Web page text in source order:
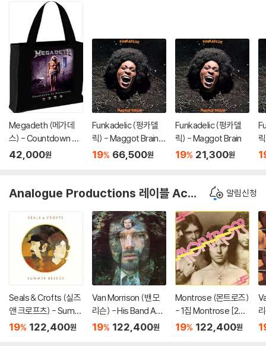
Megadeth (메가데
스) - Countdown To
Extinction 캔버스 쇼
42,000원
Funkadelic (펑카델
릭) - Maggot Brain
[SACD Hybrid]
19% 66,500원
Funkadelic (펑카델
릭) - Maggot Brain
19% 21,300원
[
Analogue Productions 레이블 Acoustic Sounds 40 시리즈 알림신청
Seals & Crofts (실즈
앤 크로프츠) - Summ
er Breeze [2LP]
19% 122,400원
Van Morrison (밴 모
리슨) - His Band And
The Street Choir [2L
19% 122,400원
Montrose (몬트로즈)
- 1집 Montrose [2L
P]
19% 122,400원